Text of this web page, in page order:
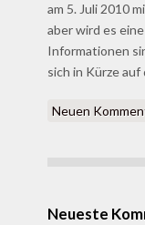
am 5. Juli 2010
aber wird es
Informationen
sich in Kürze
Neuen
Neueste